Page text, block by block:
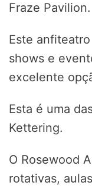
Fraze Pavilion.
Este
shows e
excelente
Esta é uma
Kettering.
O Rosewood
rotativas,